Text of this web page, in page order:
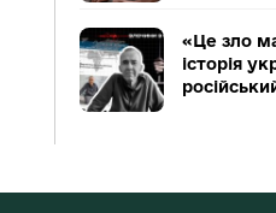
«Це зло
історія